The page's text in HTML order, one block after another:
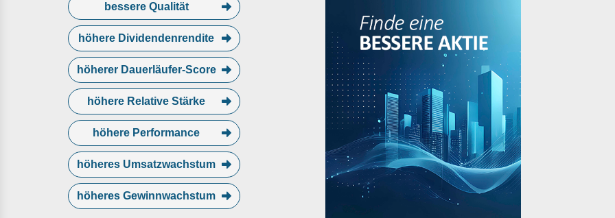
bessere Qualität
höhere Dividendenrendite
höherer Dauerläufer-Score
höhere Relative Stärke
höhere Performance
höheres Umsatzwachstum
höheres Gewinnwachstum